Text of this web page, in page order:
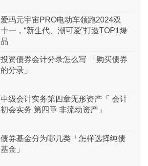
爱玛元宇宙PRO电动车领跑2024双
十一，“新生代、潮可爱”打造TOP1爆
品
投资债券会计分录怎么写 「购买债券
的分录」
中级会计实务第四章无形资产「 会计
初会实务 第四章 非流动资产」
债券基金分为哪几类「怎样选择纯债
基金」